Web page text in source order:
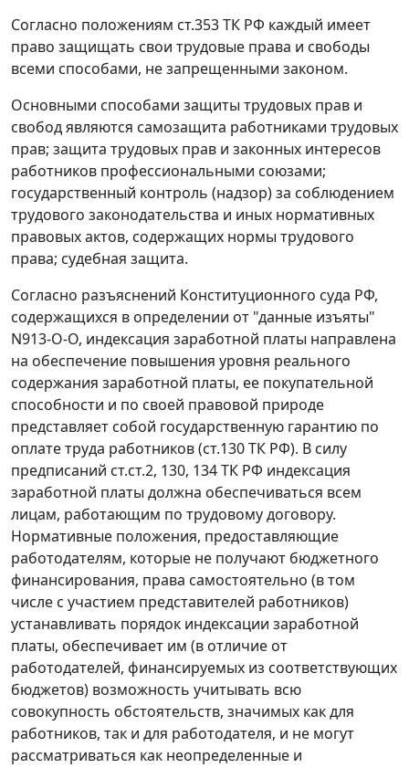
Согласно положениям ст.353ТК РФ каждый имеет
право защищать свои трудовые права и свободы
всеми способами, не запрещенными законом.
Основными способами защиты трудовых прав и
свобод являются самозащита работниками трудовых
прав; защита трудовых прав и законных интересов
работников профессиональными союзами;
государственный контроль (надзор) за соблюдением
трудового законодательства и иных нормативных
правовых актов, содержащих нормы трудового
права; судебная защита.
Согласно разъяснений Конституционного суда РФ,
содержащихся в определении от "данные изъяты"
N913-О-О, индексация заработной платы направлена
на обеспечение повышения уровня реального
содержания заработной платы, ее покупательной
способности и по своей правовой природе
представляет собой государственную гарантию по
оплате труда работников (ст.130ТК РФ). В силу
предписаний ст.ст.2, 130, 134ТК РФ индексация
заработной платы должна обеспечиваться всем
лицам, работающим по трудовому договору.
Нормативные положения, предоставляющие
работодателям, которые не получают бюджетного
финансирования, права самостоятельно (в том
числе с участием представителей работников)
устанавливать порядок индексации заработной
платы, обеспечивает им (в отличие от
работодателей, финансируемых из соответствующих
бюджетов) возможность учитывать всю
совокупность обстоятельств, значимых как для
работников, так и для работодателя, и не могут
рассматриваться как неопределенные и